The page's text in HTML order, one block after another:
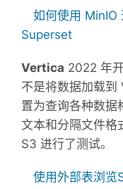
如何使用
Superset
Vertica 2022 年
不是将数据加载
置为查询各种数据
文本和分隔文件
S3 进行了测试。
使用外部表浏览